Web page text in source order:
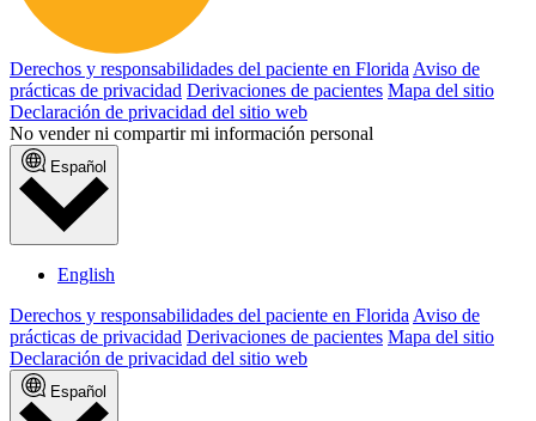
Derechos y responsabilidades del paciente en Florida Aviso de
prácticas de privacidad Derivaciones de pacientes Mapa del sitio
Declaración de privacidad del sitio web
No vender ni compartir mi información personal
Español
English
Derechos y responsabilidades del paciente en Florida Aviso de
prácticas de privacidad Derivaciones de pacientes Mapa del sitio
Declaración de privacidad del sitio web
Español